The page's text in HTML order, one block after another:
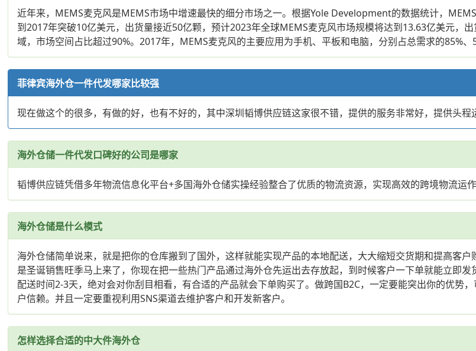
近年来，MEMS麦克风是MEMS市场中增速最快的细分市场之一。根据Yole Development的数据统计，
到2017年突破10亿美元，出货量接近50亿颗，预计2023年全球MEMS麦克风市场规模将达到13.63亿美元，
域，市场空间占比超过90%。2017年，MEMS麦克风的主要应用为手机、平板和电脑，分别占总需求的85%、
菲律宾海外仓一件代发哪家比较强
现在做这个的很多，有做的好，也有不好的，其中深圳韬博供应链这家很不错，提供的服务非常好，提供头程
海外仓储一件代发口碑好的公司是哪家
韬博供应链凭借多年物流信息化平台+多国海外仓储实操经验整合了优质的物流资源，实现高效的跨境物流运作
海外仓储是什么模式
海外仓储简单说来，就是把你的仓库搬到了国外，这样就能实现产品的本地配送，大大缩短交货期和提高客
是圣诞销售旺季马上来了，你现在把一些热门产品通过海外仓先运出去存放起，到时候客户一下单就能立即
配送时间2-3天，绝对会对你刮目相看，有合适的产品就会下单购买了。做跨国B2C，一定要能突出你的优势
户信赖。并且一定要重视利用SNS渠道去维护客户和开发新客户。
怎样选择合适的中大件海外仓